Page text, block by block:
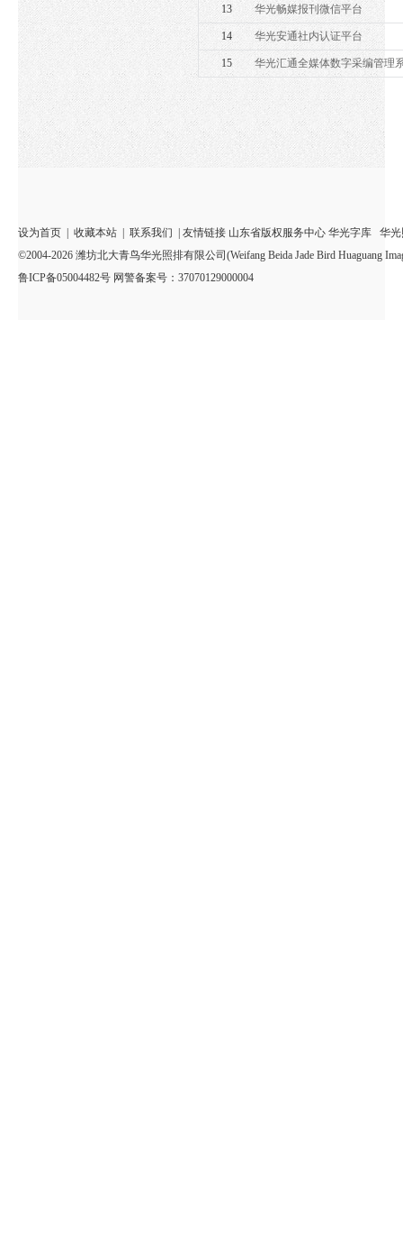
13 华光畅媒报刊微信平台
14 华光安通社内认证平台
15 华光汇通全媒体数字采编管理
设为首页 收藏本站 联系我们 | 友情链接 山东省版权服务中心 华光字库
华
©2004-2026 潍坊北大青鸟华光照排有限公司(Weifang Beida Jade Bird Huaguang
鲁ICP备05004482号 网警备案号：37070129000004